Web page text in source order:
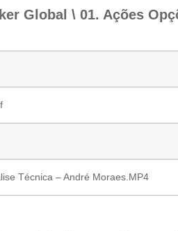
Global \ 01. Ações
Técnica – André Moraes.MP4